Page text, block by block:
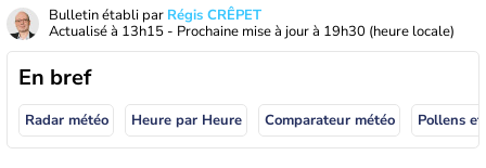
Bulletin établi par Régis CRÊPET
Actualisé à 13h15 - Prochaine mise à jour à 19h30 (heure locale)
En bref
Radar météo Heure par Heure Comparateur météo Pollens